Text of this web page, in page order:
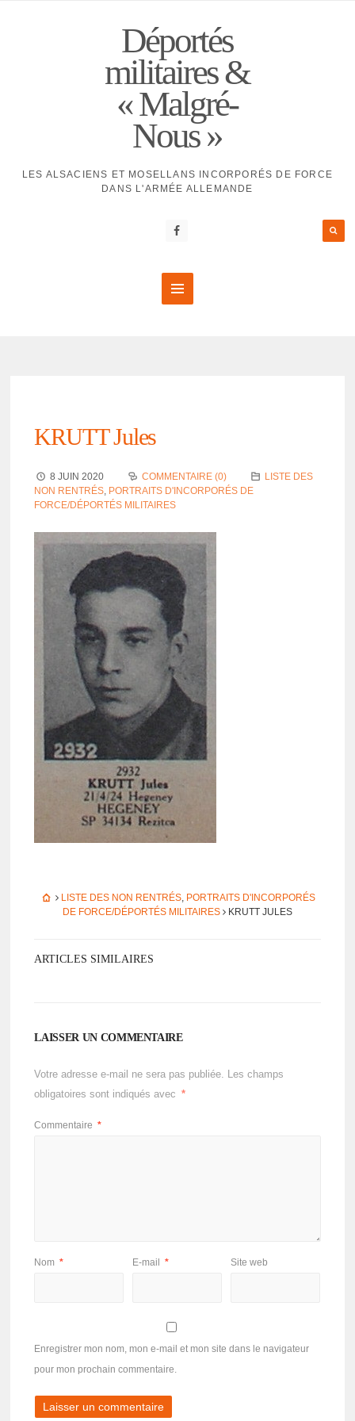
Déportés
militaires &
« Malgré-
Nous »
LES ALSACIENS ET MOSELLANS INCORPORÉS DE FORCE
DANS L'ARMÉE ALLEMANDE
KRUTT Jules
8 JUIN 2020 COMMENTAIRE (0)
LISTE DES
NON RENTRÉS, PORTRAITS D'INCORPORÉS DE
FORCE/DÉPORTÉS MILITAIRES
LISTE DES NON RENTRÉS, PORTRAITS D'INCORPORÉS
DE FORCE/DÉPORTÉS MILITAIRES KRUTT JULES
ARTICLES SIMILAIRES
LAISSER UN COMMENTAIRE
Votre adresse e-mail ne sera pas publiée. Les champs
obligatoires sont indiqués avec
*
Commentaire *
Nom * E-mail * Site web
Enregistrer mon nom, mon e-mail et mon site dans le navigateur
pour mon prochain commentaire.